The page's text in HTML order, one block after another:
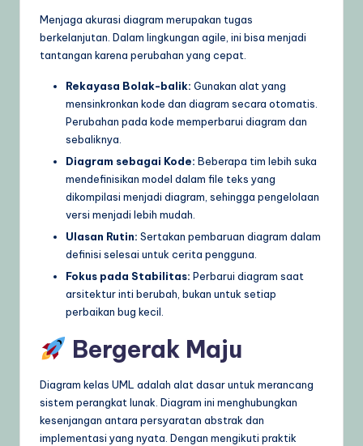
Menjaga akurasi diagram merupakan tugas
berkelanjutan. Dalam lingkungan agile, ini bisa menjadi
tantangan karena perubahan yang cepat.
Rekayasa Bolak-balik: Gunakan alat yang
mensinkronkan kode dan diagram secara otomatis.
Perubahan pada kode memperbarui diagram dan
sebaliknya.
Diagram sebagai Kode: Beberapa tim lebih suka
mendefinisikan model dalam file teks yang
dikompilasi menjadi diagram, sehingga pengelolaan
versi menjadi lebih mudah.
Ulasan Rutin: Sertakan pembaruan diagram dalam
definisi selesai untuk cerita pengguna.
Fokus pada Stabilitas: Perbarui diagram saat
arsitektur inti berubah, bukan untuk setiap
perbaikan bug kecil.
Bergerak Maju
Diagram kelas UML adalah alat dasar untuk merancang
sistem perangkat lunak. Diagram ini menghubungkan
kesenjangan antara persyaratan abstrak dan
implementasi yang nyata. Dengan mengikuti praktik